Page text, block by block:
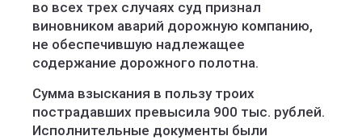
во всех трех случаях суд признал
виновником аварий дорожную компанию,
не обеспечившую надлежащее
содержание дорожного полотна.
Сумма взыскания в пользу троих
пострадавших превысила 900 тыс. рублей.
Исполнительные документы были